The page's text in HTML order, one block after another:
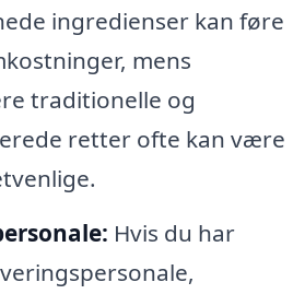
ingredienser kan føre
mens
traditionelle og
retter ofte kan være
Hvis du har